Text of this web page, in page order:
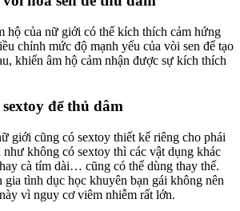
hộ của nữ giới có thể kích thích cảm hứng
chỉnh mức độ mạnh yếu của vòi sen để tạo
khiến âm hộ cảm nhận được sự kích thích
để thủ dâm
giới cũng có sextoy thiết kế riêng cho phái
không có sextoy thì các vật dụng khác
cà tím dài… cũng có thể dùng thay thế.
gia tình dục học khuyên bạn gái không nên
vì nguy cơ viêm nhiễm rất lớn.